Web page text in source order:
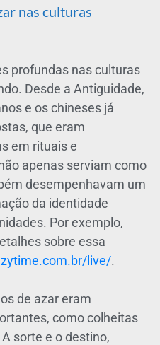
nas culturas
profundas nas culturas
Desde a Antiguidade,
e os chineses já
que eram
em rituais e
apenas serviam como
desempenhavam um
da identidade
Por exemplo,
sobre essa
live/.
de azar eram
como colheitas
sorte e o destino,